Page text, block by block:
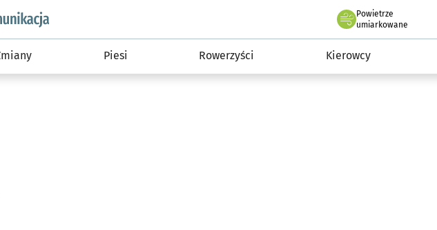
podserwis: Komunikacja
Powietrze
we Wrocławiu
umiarkowane
Piesi Rowerzyści Kierowcy